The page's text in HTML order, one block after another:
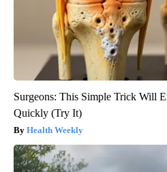
Surgeons: This Simple Trick Will
Quickly (Try It)
Health Weekly